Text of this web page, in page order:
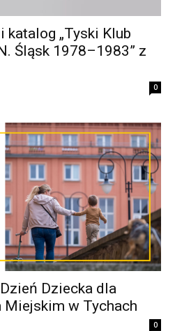
katalog „Tyski Klub
Śląsk 1978–1983” z
0
Dziecka dla
Miejskim w Tychach
0